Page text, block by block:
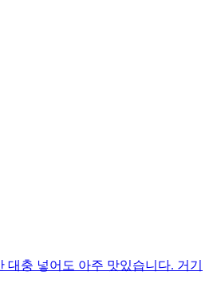
충 넣어도 아주 맛있습니다. 거기